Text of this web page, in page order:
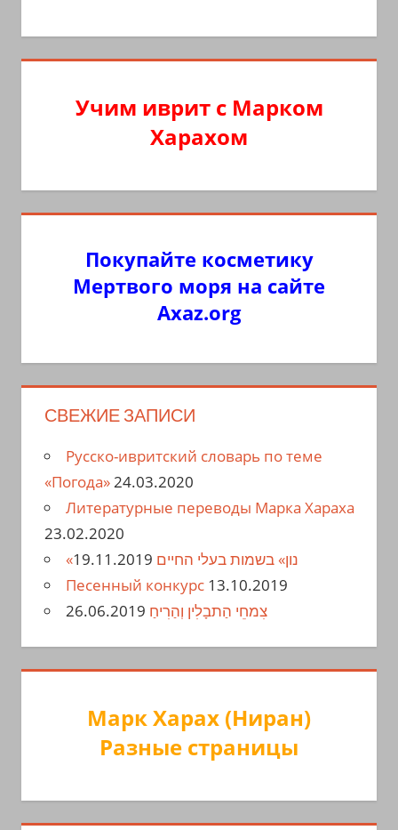
Учим иврит с Марком
Харахом
Покупайте косметику
Мертвого моря на сайте
Axaz.org
СВЕЖИЕ ЗАПИСИ
Русско-ивритский словарь по теме
«Погода»24.03.2020
Литературные переводы Марка Хараха
23.02.2020
«נון» בשמות בעלי החיים 19.11.2019
Песенный конкурс 13.10.2019
צִמחֵי הַתבָלִין וְהַרִיחַ 26.06.2019
Марк Харах (Ниран)
Разные страницы